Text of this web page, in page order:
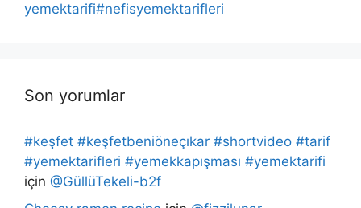
yemektarifi#nefisyemektarifleri
Son yorumlar
#keşfet #keşfetbeniöneçıkar #shortvideo #tarif
#yemektarifleri #yemekkapışması #yemektarifi
için @GüllüTekeli-b2f